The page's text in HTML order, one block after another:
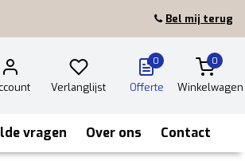
Bel mij terug
Verlanglijst
0
Offerte
0
Winkelwagen
vragen Over ons Contact